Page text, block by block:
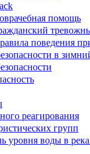
помощь
поведения
в
реагирования
групп
уровня воды в